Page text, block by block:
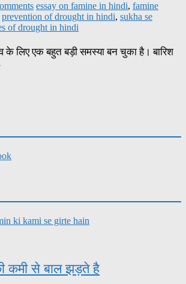
essay on famine in hindi, famine
prevention of drought in hindi, sukha se
of drought in hindi
के लिए एक बहुत बड़ी समस्या बन चुका है। बारिश
कमी से बाल झड़ते है